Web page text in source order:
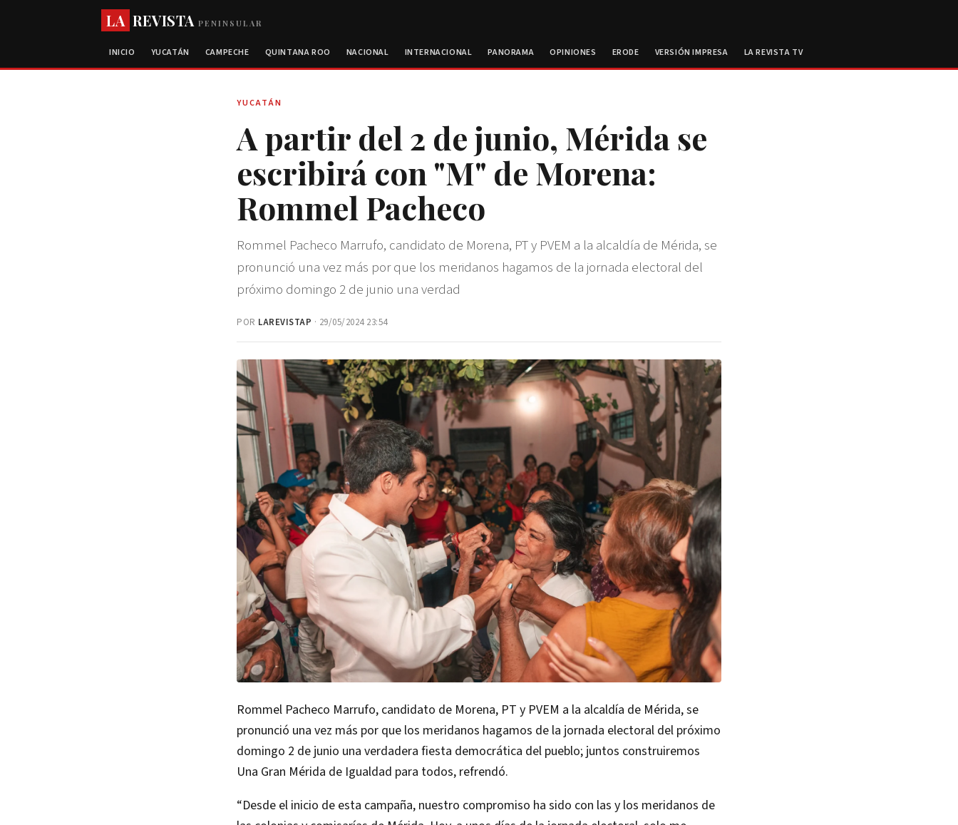
LA REVISTAPENINSULAR
INICIO YUCATÁN CAMPECHE QUINTANA ROO NACIONAL INTERNACIONAL PANORAMA OPINIONES ERODE VERSIÓN IMPRESA LA REVISTA TV
YUCATÁN
A partir del 2 de junio, Mérida se
escribirá con "M" de Morena:
Rommel Pacheco
Rommel Pacheco Marrufo, candidato de Morena, PT y PVEM a la alcaldía de Mérida, se
pronunció una vez más por que los meridanos hagamos de la jornada electoral del
próximo domingo 2 de junio una verdad
POR LAREVISTAP · 29/05/2024 23:54
Rommel Pacheco Marrufo, candidato de Morena, PT y PVEM a la alcaldía de Mérida, se
pronunció una vez más por que los meridanos hagamos de la jornada electoral del próximo
domingo 2 de junio una verdadera fiesta democrática del pueblo; juntos construiremos
Una Gran Mérida de Igualdad para todos, refrendó.
“Desde el inicio de esta campaña, nuestro compromiso ha sido con las y los meridanos de